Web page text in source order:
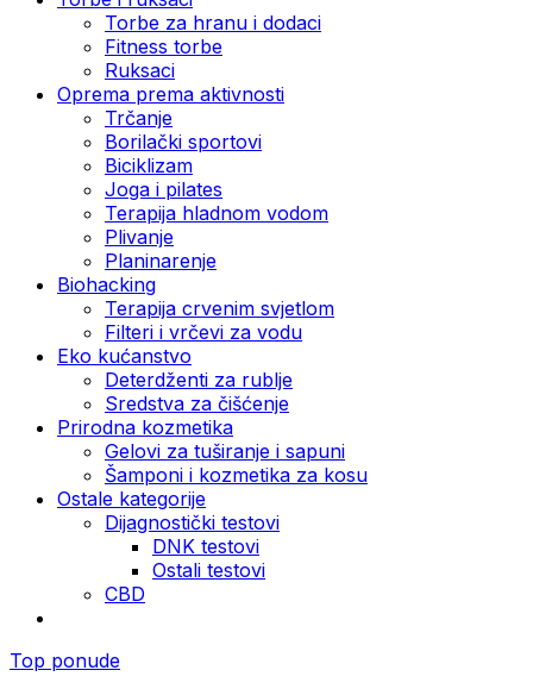
Torbe za hranu i dodaci
Fitness torbe
Ruksaci
Oprema prema aktivnosti
Trčanje
Borilački sportovi
Biciklizam
Joga i pilates
Terapija hladnom vodom
Plivanje
Planinarenje
Biohacking
Terapija crvenim svjetlom
Filteri i vrčevi za vodu
Eko kućanstvo
Deterdženti za rublje
Sredstva za čišćenje
Prirodna kozmetika
Gelovi za tuširanje i sapuni
Šamponi i kozmetika za kosu
Ostale kategorije
Dijagnostički testovi
DNK testovi
Ostali testovi
CBD
Top ponude